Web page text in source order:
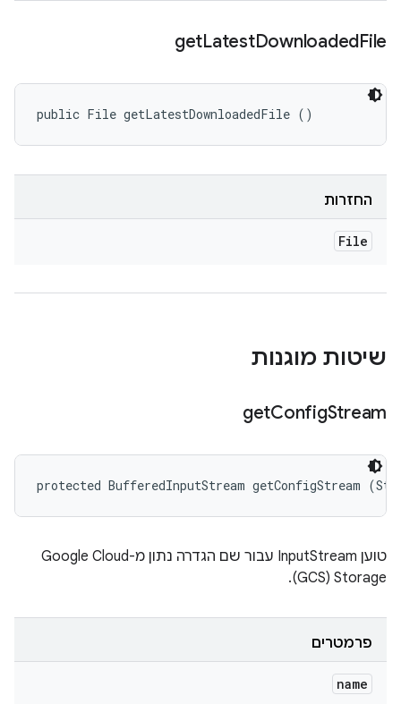
getLatestDownloadedFile
public File getLatestDownloadedFile ()
החזרות
File
שיטות מוגנות
getConfigStream
protected BufferedInputStream getConfigStream
טוען InputStream עבור שם הגדרה נתון מ-Google Cloud
Storage ‏(GCS).
פרמטרים
name